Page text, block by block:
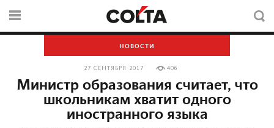
НОВОСТИ
27 СЕНТЯБРЯ 2017 406
Министр образования считает, что
школьникам хватит одного
иностранного языка